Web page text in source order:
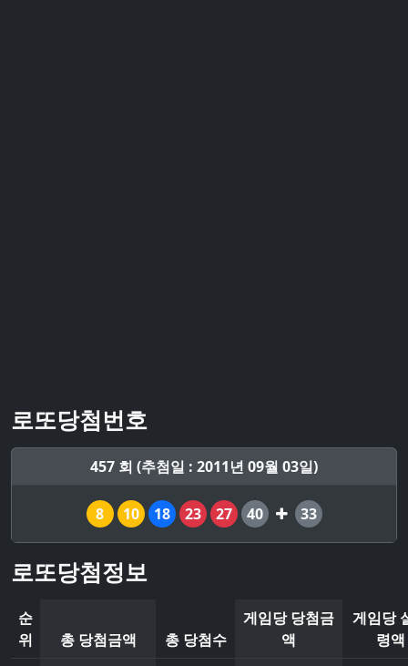
로또당첨번호
457 회 (추첨일 : 2011년 09월 03일)
8 10 18 23 27 40 33
로또당첨정보
순
위
총 당첨금액 총 당첨수
게임당 당첨금
액
게임당
령액